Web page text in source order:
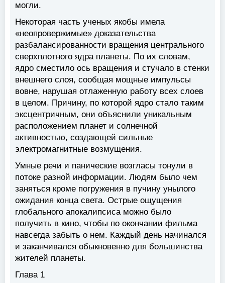
могли.
Некоторая часть ученых якобы имела
«неопровержимые» доказательства
разбалансированности вращения центрального
сверхплотного ядра планеты. По их словам,
ядро сместило ось вращения и стучало в стенки
внешнего слоя, сообщая мощные импульсы
вовне, нарушая отлаженную работу всех слоев
в целом. Причину, по которой ядро стало таким
эксцентричным, они объяснили уникальным
расположением планет и солнечной
активностью, создающей сильные
электромагнитные возмущения.
Умные речи и панические возгласы тонули в
потоке разной информации. Людям было чем
заняться кроме погружения в пучину унылого
ожидания конца света. Острые ощущения
глобального апокалипсиса можно было
получить в кино, чтобы по окончании фильма
навсегда забыть о нем. Каждый день начинался
и заканчивался обыкновенно для большинства
жителей планеты.
Глава 1